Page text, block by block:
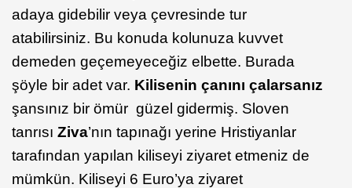
adaya gidebilir veya çevresinde tur
atabilirsiniz. Bu konuda kolunuza kuvvet
demeden geçemeyeceğiz elbette. Burada
şöyle bir adet var. Kilisenin çanını çalarsanız
şansınız bir ömür güzel gidermiş. Sloven
tanrısı Ziva’nın tapınağı yerine Hristiyanlar
tarafından yapılan kiliseyi ziyaret etmeniz de
mümkün. Kiliseyi 6 Euro’ya ziyaret